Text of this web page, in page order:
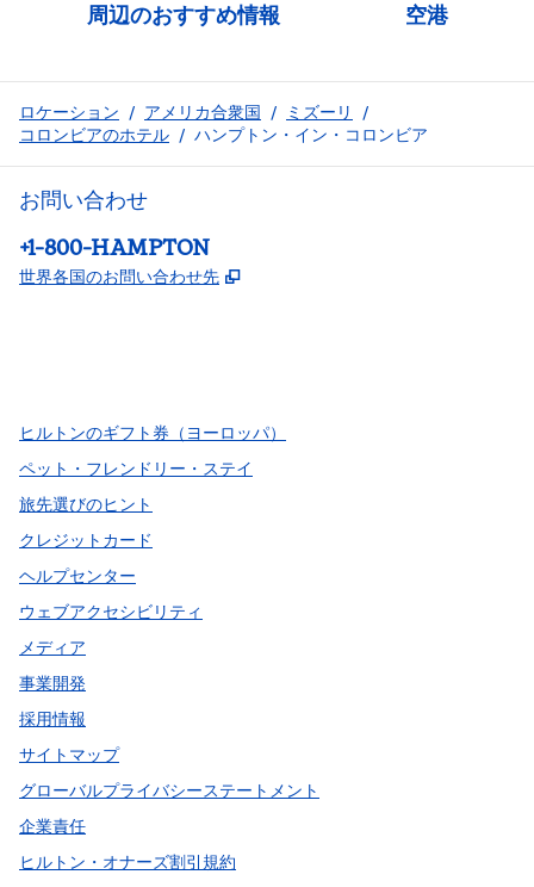
周辺のおすすめ情報 空港
ロケーション / アメリカ合衆国 / ミズーリ
/
コロンビアのホテル / ハンプトン・イン・コロンビア
お問い合わせ
電話：
+1-800-HAMPTON
世界各国のお問い合わせ先 ,
ヒルトンのギフト券（ヨーロッパ）
ペット・フレンドリー・ステイ
旅先選びのヒント
クレジットカード
ヘルプセンター
ウェブアクセシビリティ
メディア
事業開発
採用情報
サイトマップ
グローバルプライバシーステートメント
企業責任
ヒルトン・オナーズ割引規約